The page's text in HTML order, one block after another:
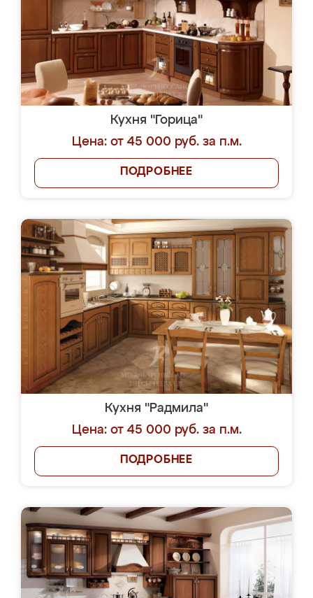
Кухня "Горица"
Цена: от 45 000 руб. за п.м.
ПОДРОБНЕЕ
Кухня "Радмила"
Цена: от 45 000 руб. за п.м.
ПОДРОБНЕЕ